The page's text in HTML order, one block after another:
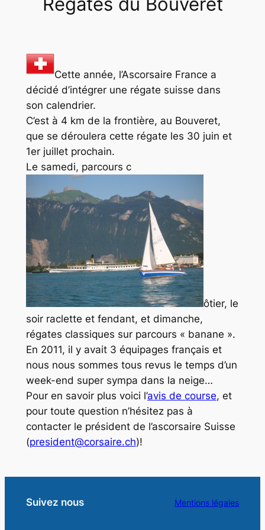
Cette année, l’Ascorsaire France a
décidé d’intégrer une régate suisse dans
son calendrier.
C’est à 4 km de la frontière, au Bouveret,
que se déroulera cette régate les 30 juin et
1er juillet prochain.
Le samedi, parcours c
ôtier, le
soir raclette et fendant, et dimanche,
régates classiques sur parcours « banane ».
En 2011, il y avait 3 équipages français et
nous nous sommes tous revus le temps d’un
week-end super sympa dans la neige…
Pour en savoir plus voici l’avis de course, et
pour toute question n’hésitez pas à
contacter le président de l’ascorsaire Suisse
(president@corsaire.ch)!
Suivez nous Mentions légales